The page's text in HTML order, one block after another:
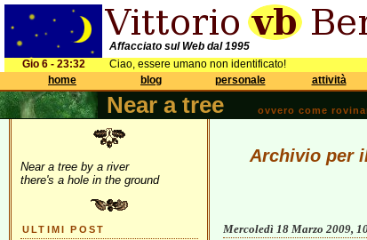
Affacciato sul Web dal 1995
Gio 6 - 23:32
Ciao, essere umano non identificato!
home
blog personale attività
Near a tree ovvero come
Near a tree by a river
there's a hole in the ground
ULTIMI POST
Archivio per
Mercoledì 18 Marzo 2009,